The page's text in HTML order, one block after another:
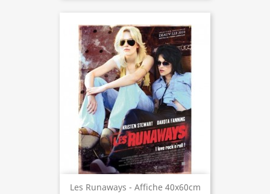
Les Runaways - Affiche 40x60cm